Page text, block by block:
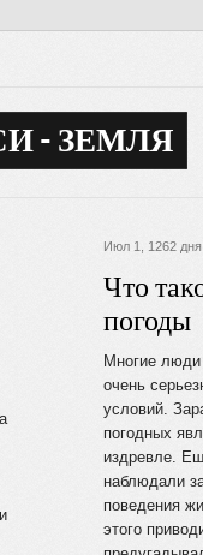
- ЗЕМЛЯ
Июл 1, 1262 дня
Что
погоды
Многие люди
очень
условий.
погодных
издревле.
наблюдали
поведения
этого